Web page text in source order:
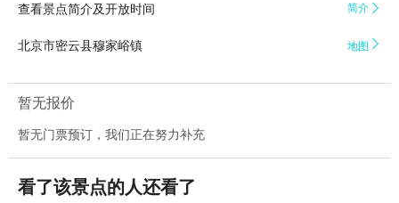
查看景点简介及开放时间 简介 
北京市密云县穆家峪镇 地图 
暂无报价
暂无门票预订，我们正在努力补充
看了该景点的人还看了